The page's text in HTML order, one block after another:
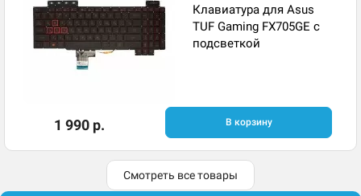
Клавиатура для Asus
TUF Gaming FX705GE с
подсветкой
1 990 р. В корзину
Смотреть все товары